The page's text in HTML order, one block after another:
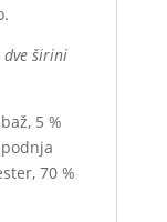
dve širini
5 %
70 %